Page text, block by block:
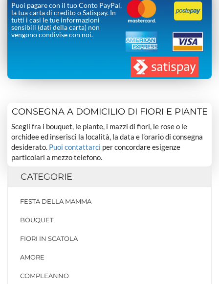
Puoi pagare con il tuo Conto PayPal,
la tua carta di credito o Satispay. In
tutti i casi le tue informazioni
sensibili (dati della carta) non
vengono condivise con noi.
CONSEGNA A DOMICILIO DI FIORI E PIANTE
Scegli fra i bouquet, le piante, i mazzi di fiori, le rose o le
orchidee ed inserisci la località, la data e l’orario di consegna
desiderato. Puoi contattarci per concordare esigenze
particolari a mezzo telefono.
CATEGORIE
FESTA DELLA MAMMA
BOUQUET
FIORI IN SCATOLA
AMORE
COMPLEANNO